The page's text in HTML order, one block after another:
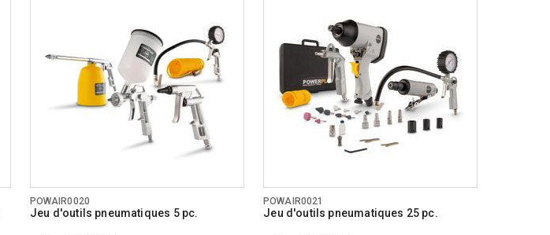
POWAIR0020
Jeu d'outils pneumatiques 5 pc.
POWAIR0021
Jeu d'outils pneumatiques 25 pc.